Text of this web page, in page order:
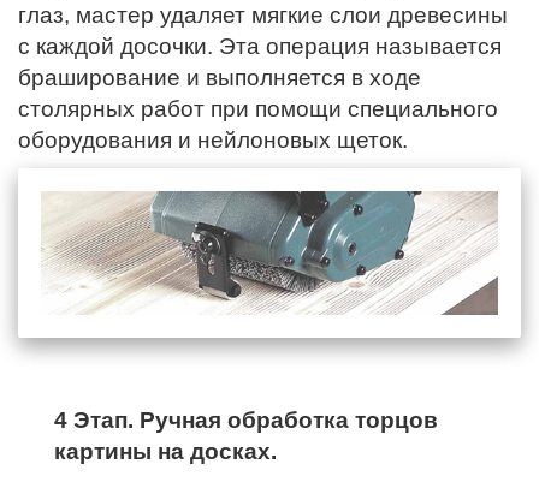
глаз, мастер удаляет мягкие слои древесины
с каждой досочки. Эта операция называется
браширование и выполняется в ходе
столярных работ при помощи специального
оборудования и нейлоновых щеток.
4 Этап. Ручная обработка торцов
картины на досках.